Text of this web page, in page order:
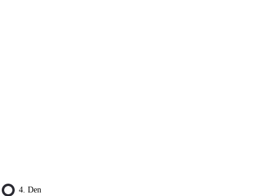
4. Den